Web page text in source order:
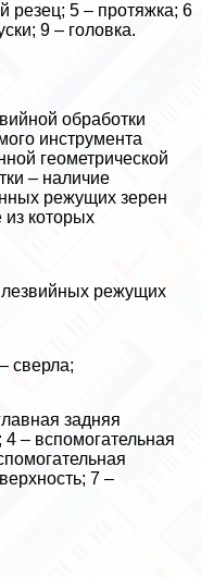
резец; 5 – протяжка; 6
9 – головка.
обработки
инструмента
геометрической
– наличие
режущих зерен
из которых
лезвийных режущих
сверла;
задняя
– вспомогательная
7 –